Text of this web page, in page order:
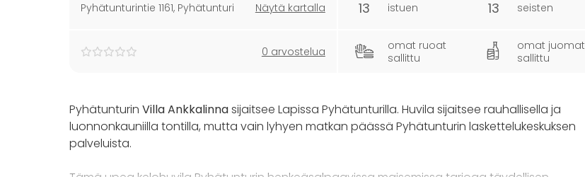
Pyhätunturintie 1161, Pyhätunturi Näytä kartalla
0 arvostelua
13 istuen 13 seisten
omat ruoat
sallittu
omat juomat
sallittu
Pyhätunturin Villa Ankkalinnasijaitsee Lapissa Pyhätunturilla. Huvila sijaitsee rauhallisella ja
luonnonkauniilla tontilla, mutta vain lyhyen matkan päässä Pyhätunturin laskettelukeskuksen
palveluista.